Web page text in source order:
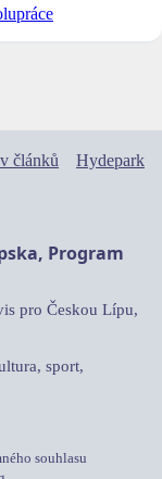
článků Hydepark
Program
pro Českou Lípu,
sport,
souhlasu